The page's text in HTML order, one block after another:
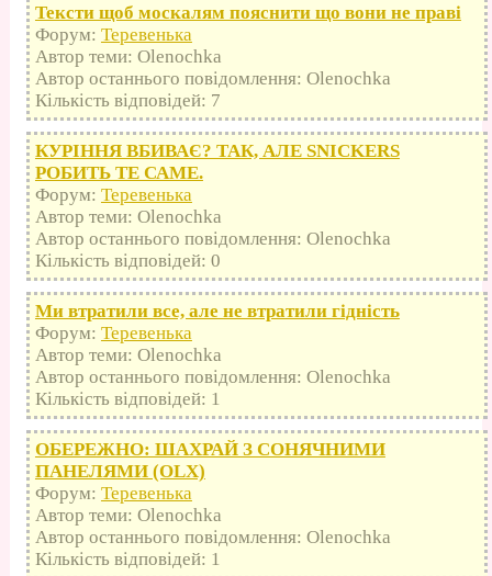
Тексти щоб москалям пояснити що вони не праві
Форум: Теревенька
Автор теми: Olenochka
Автор останнього повідомлення: Olenochka
Кількість відповідей: 7
КУРІННЯ ВБИВАЄ? ТАК, АЛЕ SNICKERS
РОБИТЬ ТЕ САМЕ.
Форум: Теревенька
Автор теми: Olenochka
Автор останнього повідомлення: Olenochka
Кількість відповідей: 0
Ми втратили все, але не втратили гідність
Форум: Теревенька
Автор теми: Olenochka
Автор останнього повідомлення: Olenochka
Кількість відповідей: 1
ОБЕРЕЖНО: ШАХРАЙ З СОНЯЧНИМИ
ПАНЕЛЯМИ (OLX)
Форум: Теревенька
Автор теми: Olenochka
Автор останнього повідомлення: Olenochka
Кількість відповідей: 1